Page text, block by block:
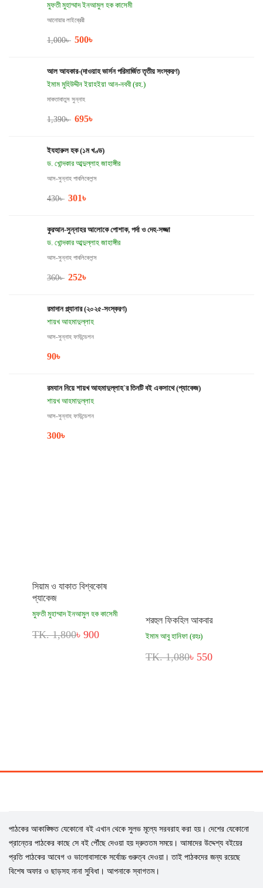
মুফতী মুহাম্মাদ ইনআমুল হক কাসেমী
আনোয়ার লাইব্রেরী
1,000৳ 500৳
আল আযকার-(দাওয়াহ ভার্সন পরিমার্জিত তৃতীয় সংস্করণ)
ইমাম মুহিউদ্দীন ইয়াহইয়া আন-নববী (রহ.)
মাকতাবাতুস সুন্নাহ
1,390৳ 695৳
ইযহারুল হক (১ম খণ্ড)
ড. খোন্দকার আব্দুল্লাহ জাহাঙ্গীর
আস-সুন্নাহ পাবলিকেশন্স
430৳ 301৳
কুরআন-সুন্নাহর আলোকে পোশাক, পর্দা ও দেহ-সজ্জা
ড. খোন্দকার আব্দুল্লাহ জাহাঙ্গীর
আস-সুন্নাহ পাবলিকেশন্স
360৳ 252৳
রমাদান প্ল্যানার (২০২৫-সংস্করণ)
শায়খ আহমাদুল্লাহ
আস-সুন্নাহ ফাউন্ডেশন
90৳
রমযান নিয়ে শায়খ আহমাদুল্লাহ`র তিনটি বই একসাথে (প্যাকেজ)
শায়খ আহমাদুল্লাহ
আস-সুন্নাহ ফাউন্ডেশন
300৳
সিয়াম ও যাকাত বিশ্বকোষ
প্যাকেজ
মুফতী মুহাম্মাদ ইনআমুল হক কাসেমী
TK. 1,800৳ 900
শরহুল ফিকহিল আকবার
ইমাম আবু হানিফা (রহঃ)
TK. 1,080৳ 550
পাঠকের আকাঙ্ক্ষিত যেকোনো বই এখান থেকে সুলভ মূল্যে সরবরাহ করা হয়। দেশের যেকোনো
প্রান্তের পাঠকের কাছে সে বই পৌঁছে দেওয়া হয় দ্রুততম সময়ে। আমাদের উদ্দেশ্য বইয়ের
প্রতি পাঠকের আবেগ ও ভালোবাসাকে সর্বোচ্চ গুরুত্ব দেওয়া। তাই পাঠকদের জন্য রয়েছে
বিশেষ অফার ও ছাড়সহ নানা সুবিধা। আপনাকে স্বাগতম।